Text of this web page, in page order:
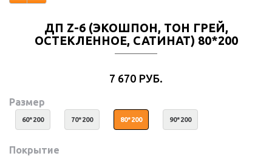
ДП Z-6 (ЭКОШПОН, ТОН ГРЕЙ,
ОСТЕКЛЕННОЕ, САТИНАТ) 80*200
7 670 РУБ.
Размер
60*200 70*200 80*200 90*200
Покрытие